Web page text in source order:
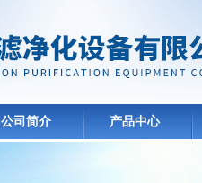
公司简介 产品中心